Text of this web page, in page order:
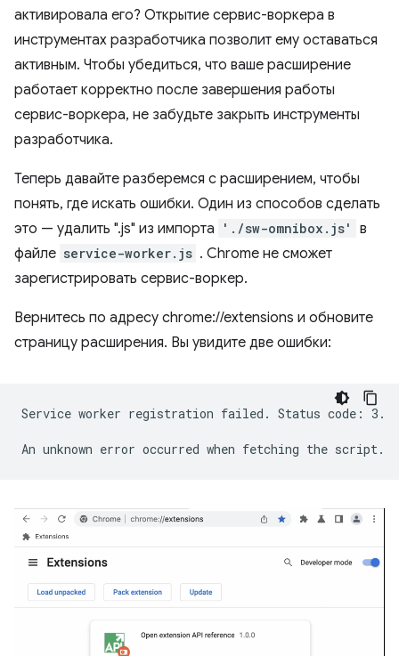
активировала его? Открытие сервис-воркера в
инструментах разработчика позволит ему оставаться
активным. Чтобы убедиться, что ваше расширение
работает корректно после завершения работы
сервис-воркера, не забудьте закрыть инструменты
разработчика.
Теперь давайте разберемся с расширением, чтобы
понять, где искать ошибки. Один из способов сделать
это — удалить ".js" из импорта
'./sw-omnibox.js'
в
файле service-worker.js . Chrome не сможет
зарегистрировать сервис-воркер.
Вернитесь по адресу chrome://extensions и обновите
страницу расширения. Вы увидите две ошибки:
Service worker registration failed. Status code: 3.